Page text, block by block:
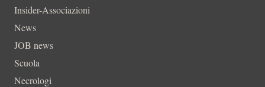
Insider-Associazioni
News
JOB news
Scuola
Necrologi